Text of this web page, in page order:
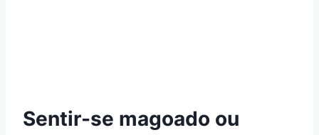
Sentir-se magoado ou